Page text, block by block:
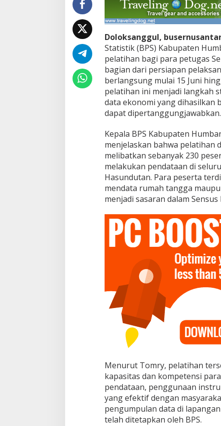
o
m
i
0
2
6
Doloksanggul,
Statistik (BPS) Kabupaten
pelatihan bagi para petugas
bagian dari persiapan
berlangsung mulai 15 Juni
pelatihan ini menjadi langkah
data ekonomi yang dihasilkan
dapat dipertanggungjawabkan.
Kepala BPS Kabupaten
menjelaskan bahwa pelatihan
melibatkan sebanyak 230
melakukan pendataan di
Hasundutan. Para peserta
mendata rumah tangga
menjadi sasaran dalam Sensus
Menurut Tomry, pelatihan
kapasitas dan kompetensi
pendataan, penggunaan
yang efektif dengan
pengumpulan data di
telah ditetapkan oleh BPS.